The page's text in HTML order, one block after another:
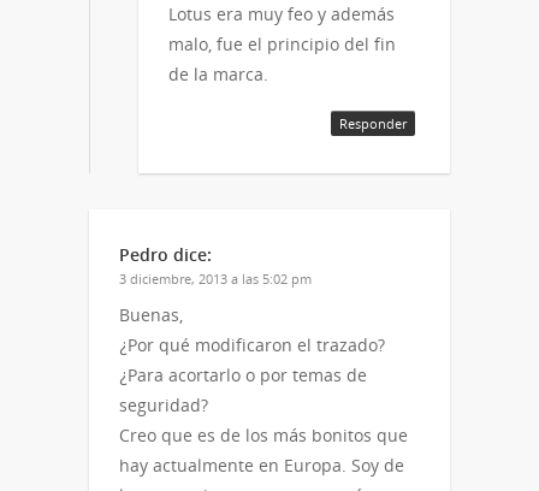
Lotus era muy feo y además
malo, fue el principio del fin
de la marca.
Responder
Pedro dice:
3 diciembre, 2013 a las 5:02 pm
Buenas,
¿Por qué modificaron el trazado?
¿Para acortarlo o por temas de
seguridad?
Creo que es de los más bonitos que
hay actualmente en Europa. Soy de